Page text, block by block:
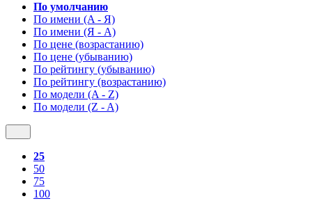
По умолчанию
По имени (A - Я)
По имени (Я - A)
По цене (возрастанию)
По цене (убыванию)
По рейтингу (убыванию)
По рейтингу (возрастанию)
По модели (A - Z)
По модели (Z - A)
25
50
75
100